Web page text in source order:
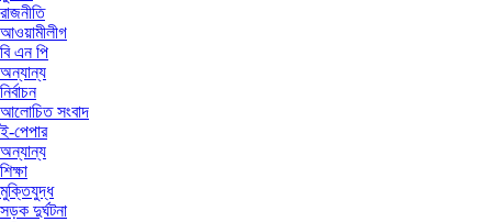
রাজনীতি
আওয়ামীলীগ
বি এন পি
অন্যান্য
নির্বাচন
আলোচিত সংবাদ
ই-পেপার
অন্যান্য
শিক্ষা
মুক্তিযুদ্ধ
সড়ক দুর্ঘটনা